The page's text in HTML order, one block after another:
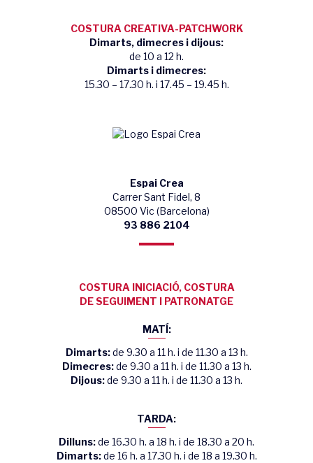
COSTURA CREATIVA-PATCHWORK
Dimarts, dimecres i dijous:
de 10 a 12 h.
Dimarts i dimecres:
15.30 – 17.30 h. i 17.45 – 19.45 h.
Espai Crea
Carrer Sant Fidel, 8
08500 Vic (Barcelona)
93 886 2104
COSTURA INICIACIÓ, COSTURA
DE SEGUIMENT I PATRONATGE
MATÍ:
Dimarts:de 9.30 a 11 h. i de 11.30 a 13 h.
Dimecres:de 9.30 a 11 h. i de 11.30 a 13 h.
Dijous:de 9.30 a 11 h. i de 11.30 a 13 h.
TARDA:
Dilluns:de 16.30 h. a 18 h. i de 18.30 a 20 h.
Dimarts:de 16 h. a 17.30 h. i de 18 a 19.30 h.